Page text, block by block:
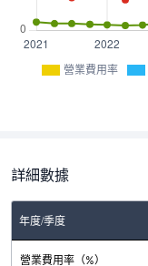
營業費用率
詳細數據
年度/季度2025-Q3
營業費用率（%）
9.26